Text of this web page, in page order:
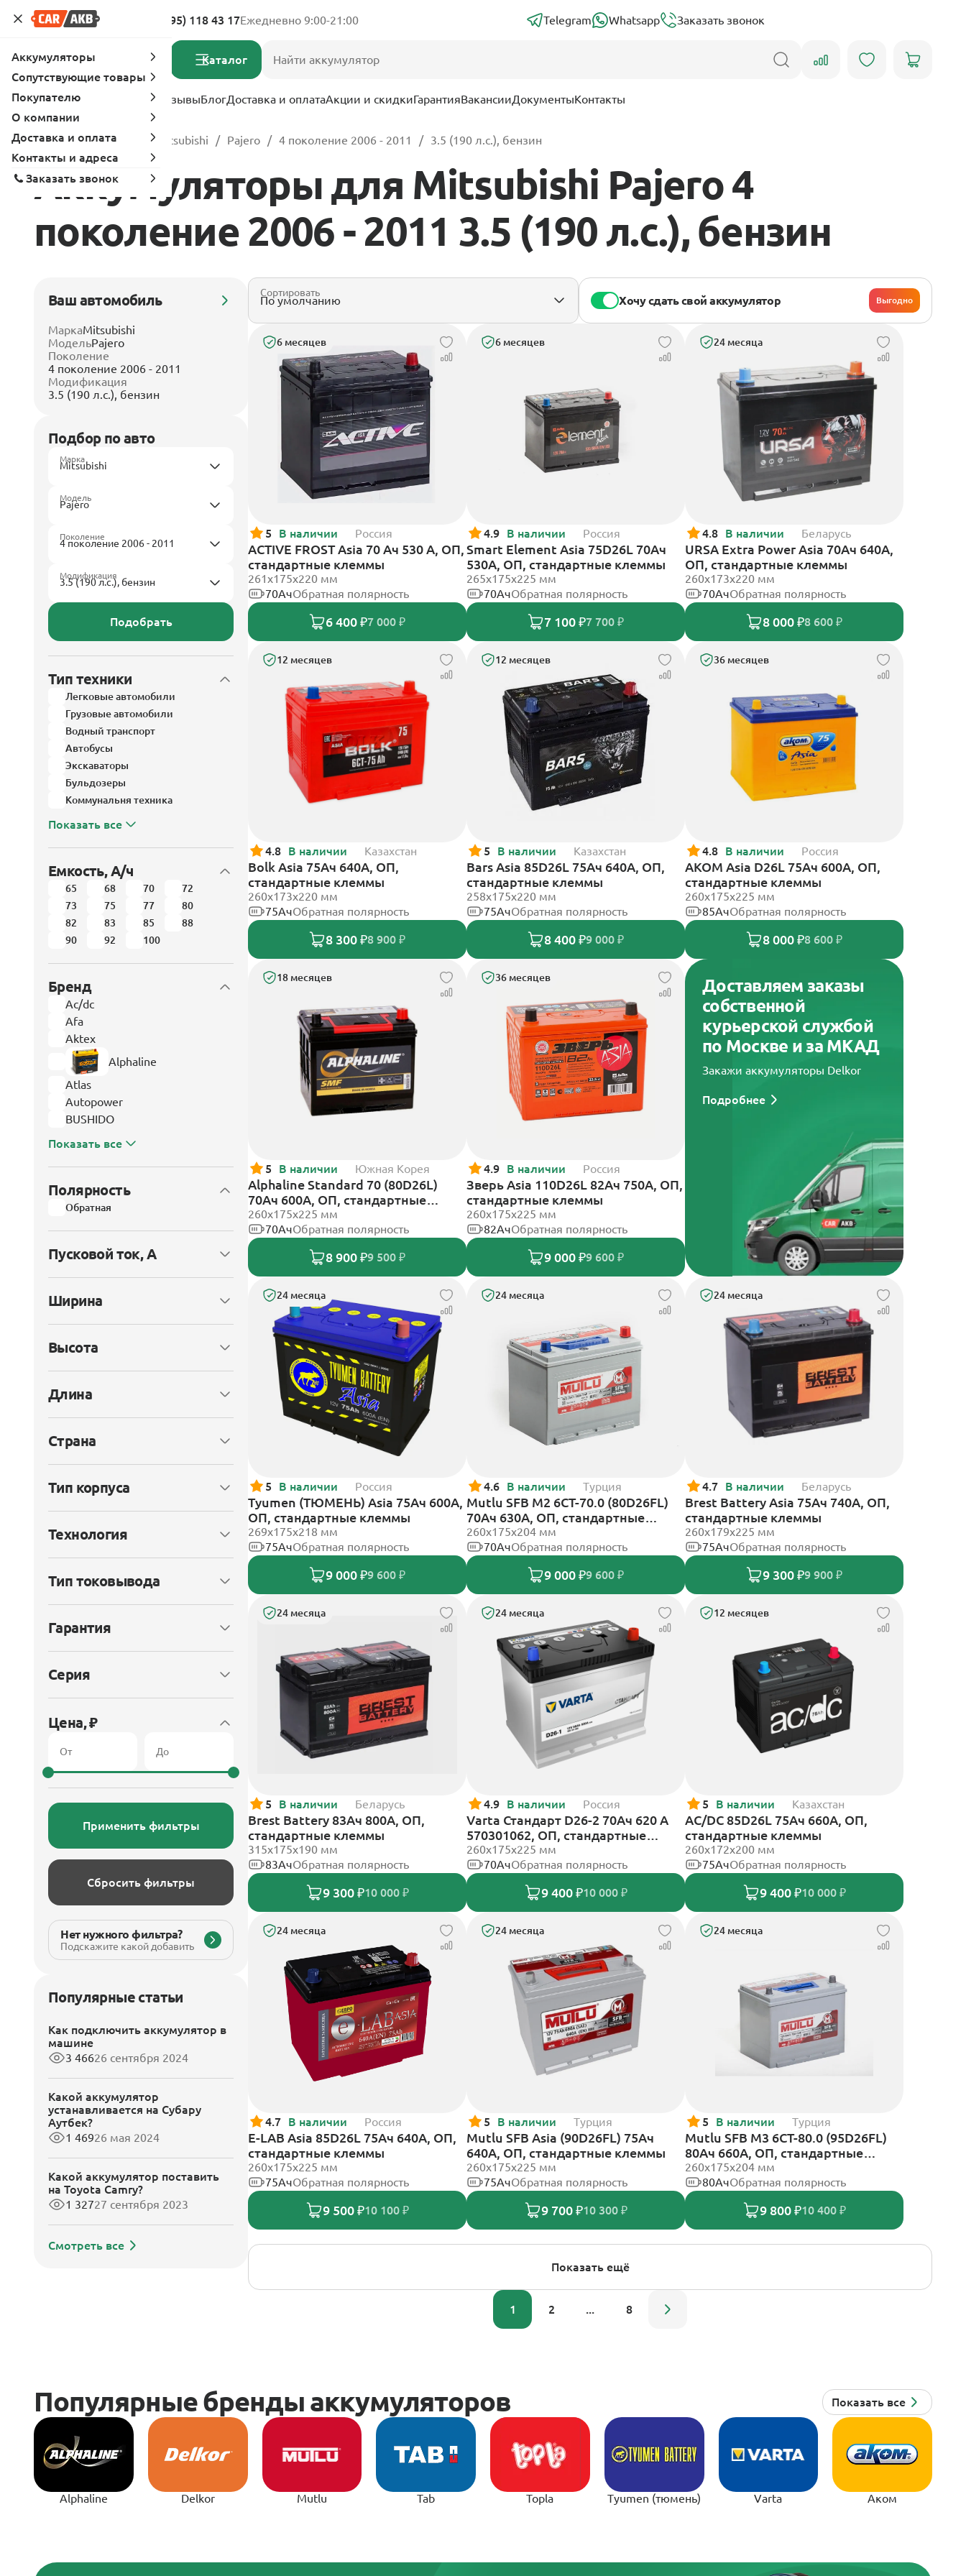
Адреса магазинов 8 (495) 118 43 17Ежедневно 9:00-21:00 Telegram Whatsapp Заказать звонок
Каталог
Услуги Вопрос-ответ ОтзывыБлогДоставка и оплатаАкции и скидкиГарантияВакансииДокументыКонтакты
Главная Каталог Mitsubishi Pajero 4 поколение 2006 - 2011 3.5 (190 л.с.), бензин
Аккумуляторы для Mitsubishi Pajero 4
поколение 2006 - 2011 3.5 (190 л.с.), бензин
Ваш автомобиль
МаркаMitsubishi
МодельPajero
Поколение
4 поколение 2006 - 2011
Модификация
3.5 (190 л.с.), бензин
Подбор по авто
Марка
Модель
Поколение
Модификация
Подобрать
Тип техники
Легковые автомобили
Грузовые автомобили
Водный транспорт
Автобусы
Экскаваторы
Бульдозеры
Коммунальня техника
Показать все
Емкость, А/ч
65 68 70
72
73
75 77
80
82
83 85
88
90
92 100
Бренд
Ac/dc
Afa
Aktex
Alphaline
Atlas
Autopower
BUSHIDO
Показать все
Полярность
Обратная
Пусковой ток, А
Ширина
Высота
Длина
Страна
Тип корпуса
Технология
Тип токовывода
Гарантия
Серия
Цена, ₽
Применить фильтры
Сбросить фильтры
Нет нужного фильтра?
Подскажите какой добавить
Популярные статьи
Как подключить аккумулятор в
машине
3 46626 сентября 2024
Какой аккумулятор
устанавливается на Субару
Аутбек?
1 46926 мая 2024
Какой аккумулятор поставить
на Toyota Camry?
1 32727 сентября 2023
Смотреть все
Сортировать
Хочу сдать свой аккумулятор Выгодно
6 месяцев
5 В наличии Россия
ACTIVE FROST Asia 70 Ач 530 А, ОП,
стандартные клеммы
261x175x220 мм
70АчОбратная полярность
6 400 ₽7 000 ₽
6 месяцев
4.9 В наличии Россия
Smart Element Asia 75D26L 70Ач
530А, ОП, стандартные клеммы
265x175x225 мм
70АчОбратная полярность
7 100 ₽7 700 ₽
24 месяца
4.8 В наличии Беларусь
URSA Extra Power Asia 70Ач 640А,
ОП, стандартные клеммы
260x173x220 мм
70АчОбратная полярность
8 000 ₽8 600 ₽
12 месяцев
4.8 В наличии Казахстан
Bolk Asia 75Ач 640А, ОП,
стандартные клеммы
260x173x220 мм
75АчОбратная полярность
8 300 ₽8 900 ₽
12 месяцев
5 В наличии Казахстан
Bars Asia 85D26L 75Ач 640А, ОП,
стандартные клеммы
258х175х220 мм
75АчОбратная полярность
8 400 ₽9 000 ₽
36 месяцев
4.8 В наличии Россия
АКОМ Asia D26L 75Ач 600А, ОП,
стандартные клеммы
260x175x225 мм
85АчОбратная полярность
8 000 ₽8 600 ₽
18 месяцев
5 В наличии Южная Корея
Alphaline Standard 70 (80D26L)
70Ач 600А, ОП, стандартные
клеммы
260х175х225 мм
70АчОбратная полярность
8 900 ₽9 500 ₽
36 месяцев
4.9 В наличии Россия
Зверь Asia 110D26L 82Ач 750А, ОП,
стандартные клеммы
260x175x225 мм
82АчОбратная полярность
9 000 ₽9 600 ₽
Доставляем заказы
собственной
курьерской службой
по Москве и за МКАД
Закажи аккумуляторы Delkor
Подробнее
24 месяца
5 В наличии Россия
Tyumen (ТЮМЕНЬ) Asia 75Ач 600А,
ОП, стандартные клеммы
269х175х218 мм
75АчОбратная полярность
9 000 ₽9 600 ₽
24 месяца
4.6 В наличии Турция
Mutlu SFB M2 6СТ-70.0 (80D26FL)
70Ач 630А, ОП, стандартные
клеммы
260х175х204 мм
70АчОбратная полярность
9 000 ₽9 600 ₽
24 месяца
4.7 В наличии Беларусь
Brest Battery Asia 75Ач 740А, ОП,
стандартные клеммы
260х179х225 мм
75АчОбратная полярность
9 300 ₽9 900 ₽
24 месяца
5 В наличии Беларусь
Brest Battery 83Ач 800А, ОП,
стандартные клеммы
315x175x190 мм
83АчОбратная полярность
9 300 ₽10 000 ₽
24 месяца
4.9 В наличии Россия
Varta Стандарт D26-2 70Ач 620 A
570301062, ОП, стандартные
клеммы
260х175х225 мм
70АчОбратная полярность
9 400 ₽10 000 ₽
12 месяцев
5 В наличии Казахстан
AC/DC 85D26L 75Ач 660А, ОП,
стандартные клеммы
260x172x200 мм
75АчОбратная полярность
9 400 ₽10 000 ₽
24 месяца
4.7 В наличии Россия
E-LAB Asia 85D26L 75Ач 640А, ОП,
стандартные клеммы
260х175х225 мм
75АчОбратная полярность
9 500 ₽10 100 ₽
24 месяца
5 В наличии Турция
Mutlu SFB Asia (90D26FL) 75Ач
640А, ОП, стандартные клеммы
260х175х225 мм
75АчОбратная полярность
9 700 ₽10 300 ₽
24 месяца
5 В наличии Турция
Mutlu SFB M3 6СТ-80.0 (95D26FL)
80Ач 660А, ОП, стандартные
клеммы
260х175х204 мм
80АчОбратная полярность
9 800 ₽10 400 ₽
Показать ещё
1 2 ... 8
Alphaline Delkor Mutlu Tab Topla Tyumen (тюмень) Varta Аком
Аккумуляторы
Сопутствующие товары
Покупателю
О компании
Доставка и оплата
Контакты и адреса
Заказать звонок